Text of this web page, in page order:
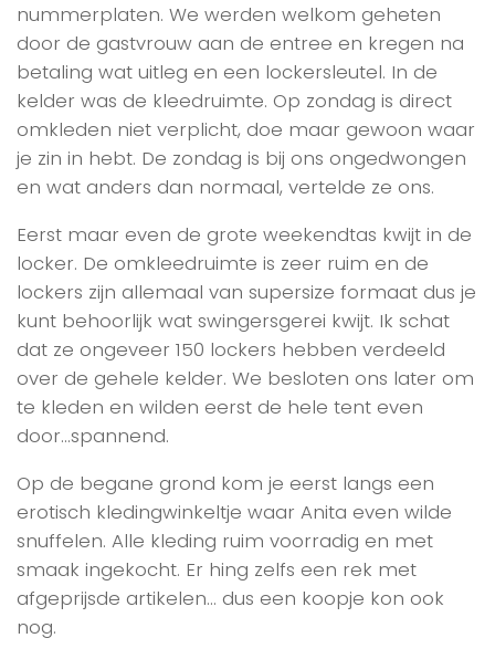
nummerplaten. We werden welkom geheten
door de gastvrouw aan de entree en kregen na
betaling wat uitleg en een lockersleutel. In de
kelder was de kleedruimte. Op zondag is direct
omkleden niet verplicht, doe maar gewoon waar
je zin in hebt. De zondag is bij ons ongedwongen
en wat anders dan normaal, vertelde ze ons.
Eerst maar even de grote weekendtas kwijt in de
locker. De omkleedruimte is zeer ruim en de
lockers zijn allemaal van supersize formaat dus je
kunt behoorlijk wat swingersgerei kwijt. Ik schat
dat ze ongeveer 150 lockers hebben verdeeld
over de gehele kelder. We besloten ons later om
te kleden en wilden eerst de hele tent even
door…spannend.
Op de begane grond kom je eerst langs een
erotisch kledingwinkeltje waar Anita even wilde
snuffelen. Alle kleding ruim voorradig en met
smaak ingekocht. Er hing zelfs een rek met
afgeprijsde artikelen… dus een koopje kon ook
nog.